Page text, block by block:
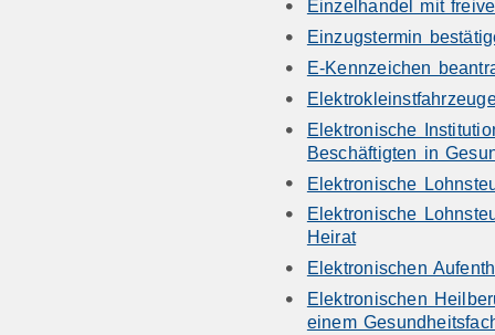
Einzelhandel mit
Einzugstermin
E-Kennzeichen
Elektronische
Beschäftigten in
Elektronische
Elektronische
Heirat
Elektronischen
Elektronischen
einem